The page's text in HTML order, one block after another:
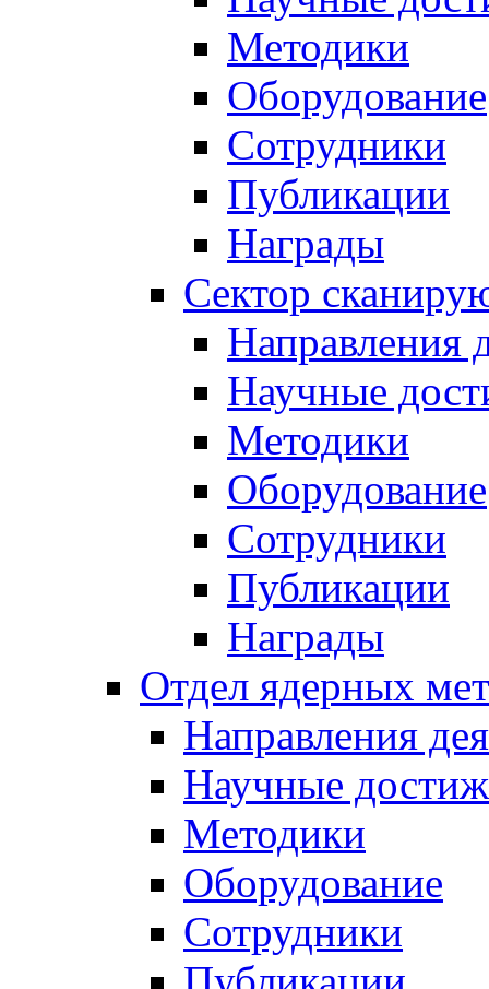
Методики
Оборудование
Сотрудники
Публикации
Награды
Сектор
Направления
Научные
Методики
Оборудование
Сотрудники
Публикации
Награды
Отдел ядерных
Направления
Научные
Методики
Оборудование
Сотрудники